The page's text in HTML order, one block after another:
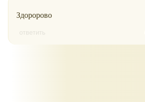
Здоророво
ответить